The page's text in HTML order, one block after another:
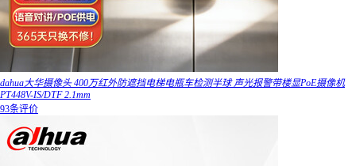
dahua大华摄像头 400万红外防遮挡电梯电瓶车检测半球 声光报警带楼显PoE摄像机
PT448V-IS/DTF 2.1mm
93条评价